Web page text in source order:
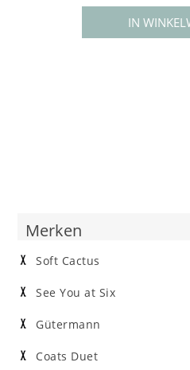
Merken
Soft Cactus
See You at Six
Gütermann
Coats Duet